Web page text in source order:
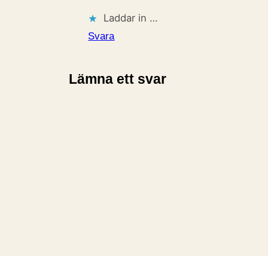
Laddar in …
Svara
Lämna ett svar